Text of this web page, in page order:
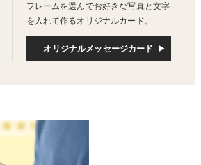
フレームを選んでお好きな写真と文字
を入れて作るオリジナルカード。
オリジナルメッセージカード